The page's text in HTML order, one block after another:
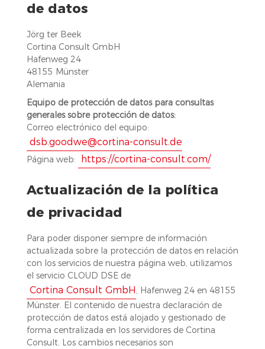
de datos
Jörg ter Beek
Cortina Consult GmbH
Hafenweg 24
48155 Münster
Alemania
Equipo de protección de datos para consultas
generales sobre protección de datos:
Correo electrónico del equipo:
dsb.goodwe@cortina-consult.de
Página web: https://cortina-consult.com/
Actualización de la política
de privacidad
Para poder disponer siempre de información
actualizada sobre la protección de datos en relación
con los servicios de nuestra página web, utilizamos
el servicio CLOUD DSE de
Cortina Consult GmbH, Hafenweg 24 en 48155
Münster. El contenido de nuestra declaración de
protección de datos está alojado y gestionado de
forma centralizada en los servidores de Cortina
Consult. Los cambios necesarios son